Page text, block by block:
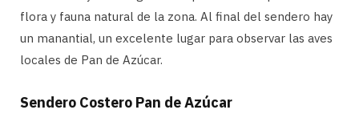
flora y fauna natural de la zona. Al final del sendero hay
un manantial, un excelente lugar para observar las aves
locales de Pan de Azúcar.
Sendero Costero Pan de Azúcar